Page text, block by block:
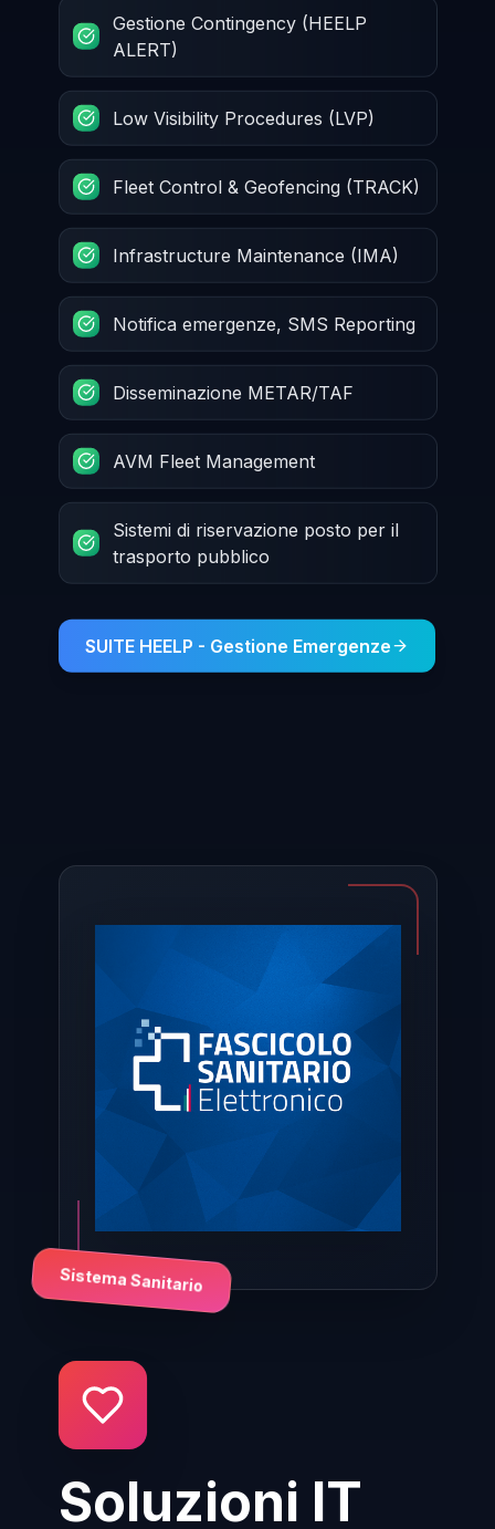
Gestione Contingency (HEELP
ALERT)
Low Visibility Procedures (LVP)
Fleet Control & Geofencing (TRACK)
Infrastructure Maintenance (IMA)
Notifica emergenze, SMS Reporting
Disseminazione METAR/TAF
AVM Fleet Management
Sistemi di riservazione posto per il
trasporto pubblico
SUITE HEELP - Gestione Emergenze
Soluzioni IT
Sistema Sanitario